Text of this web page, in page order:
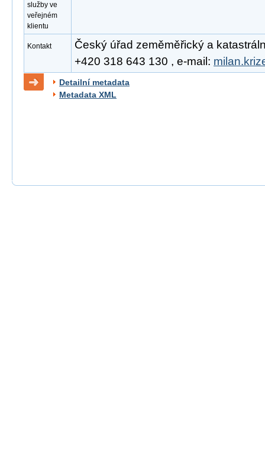
služby ve
veřejném
klientu
Kontakt
Český úřad zeměměřický a
+420 318 643 130 , e-mail:
Detailní metadata
Metadata XML